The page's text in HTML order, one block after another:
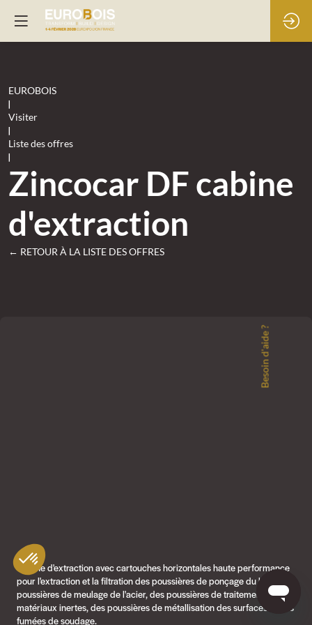
EUROBOIS
|
Visiter
|
Liste des offres
|
Zincocar DF cabine
d'extraction
← RETOUR À LA LISTE DES OFFRES
Cabine d'extraction avec cartouches horizontales haute performance
pour l'extraction et la filtration des poussières de ponçage du bois, des
poussières de meulage de l'acier, des poussières de traitement des
matériaux inertes, des poussières de métallisation des surfaces et des
fumées de soudage.
Besoin d'aide ?